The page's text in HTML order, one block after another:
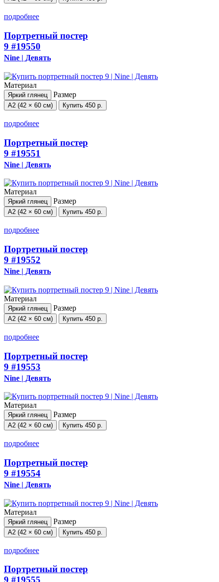
подробнее
Портретный постер
9 #19550
Nine | Девять
Материал
Яркий глянец Размер
А2 (42 × 60 см) Купить 450 р.
подробнее
Портретный постер
9 #19551
Nine | Девять
Материал
Яркий глянец Размер
А2 (42 × 60 см) Купить 450 р.
подробнее
Портретный постер
9 #19552
Nine | Девять
Материал
Яркий глянец Размер
А2 (42 × 60 см) Купить 450 р.
подробнее
Портретный постер
9 #19553
Nine | Девять
Материал
Яркий глянец Размер
А2 (42 × 60 см) Купить 450 р.
подробнее
Портретный постер
9 #19554
Nine | Девять
Материал
Яркий глянец Размер
А2 (42 × 60 см) Купить 450 р.
подробнее
Портретный постер